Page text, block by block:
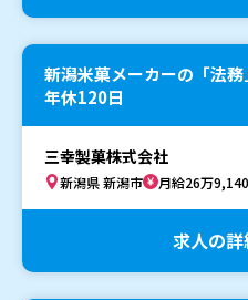
新潟米菓メーカーの「法
年休120日
三幸製菓株式会社
新潟県 新潟市 月給26万
求人の